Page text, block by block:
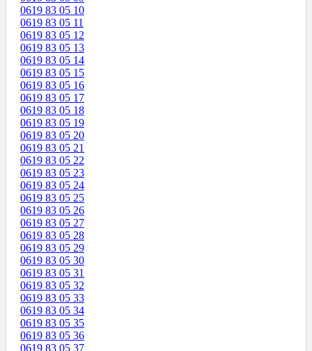
0619 83 05 10
0619 83 05 11
0619 83 05 12
0619 83 05 13
0619 83 05 14
0619 83 05 15
0619 83 05 16
0619 83 05 17
0619 83 05 18
0619 83 05 19
0619 83 05 20
0619 83 05 21
0619 83 05 22
0619 83 05 23
0619 83 05 24
0619 83 05 25
0619 83 05 26
0619 83 05 27
0619 83 05 28
0619 83 05 29
0619 83 05 30
0619 83 05 31
0619 83 05 32
0619 83 05 33
0619 83 05 34
0619 83 05 35
0619 83 05 36
0619 83 05 37